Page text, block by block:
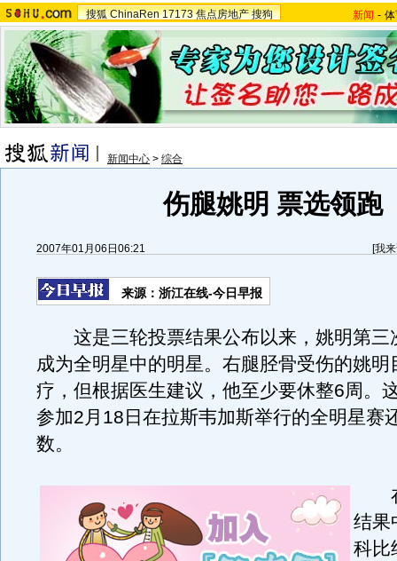
搜狐 ChinaRen 17173 焦点房地产 搜狗 新闻 -
新闻中心 > 综合
伤腿姚明 票选领跑
2007年01月06日06:21 [我
来源：浙江在线-今日早报
这是三轮投票结果公布以来，姚明第三
成为全明星中的明星。右腿胫骨受伤的姚明
疗，但根据医生建议，他至少要休整6周。
参加2月18日在拉斯韦加斯举行的全明星赛
数。
在
结果
科比